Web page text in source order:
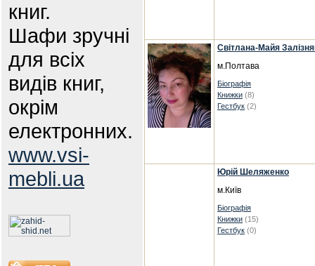
книг.
Шафи зручні
для всіх
видів книг,
окрім
електронних.
www.vsi-
mebli.ua
Світлана-Майя
м.Полтава
Біографія
Книжки (8)
Гестбук (2)
Юрій Шеляженко
м.Київ
Біографія
Книжки (15)
Гестбук (0)